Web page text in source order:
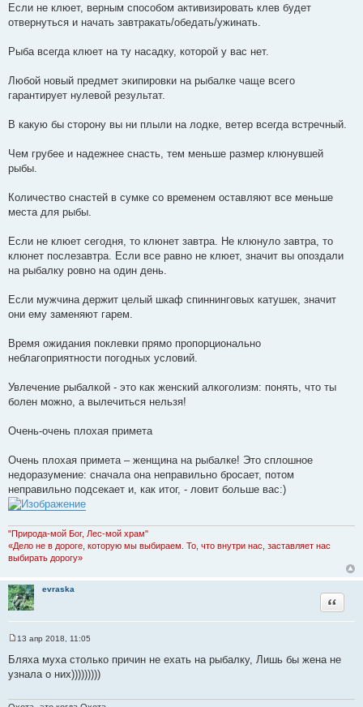
Если не клюет, верным способом активизировать клев будет
отвернуться и начать завтракать/обедать/ужинать.
Рыба всегда клюет на ту насадку, которой у вас нет.
Любой новый предмет экипировки на рыбалке чаще всего
гарантирует нулевой результат.
В какую бы сторону вы ни плыли на лодке, ветер всегда встречный.
Чем грубее и надежнее снасть, тем меньше размер клюнувшей
рыбы.
Количество снастей в сумке со временем оставляют все меньше
места для рыбы.
Если не клюет сегодня, то клюнет завтра. Не клюнуло завтра, то
клюнет послезавтра. Если все равно не клюет, значит вы опоздали
на рыбалку ровно на один день.
Если мужчина держит целый шкаф спиннинговых катушек, значит
они ему заменяют гарем.
Время ожидания поклевки прямо пропорционально
неблагоприятности погодных условий.
Увлечение рыбалкой - это как женский алкоголизм: понять, что ты
болен можно, а вылечиться нельзя!
Очень-очень плохая примета
Очень плохая примета – женщина на рыбалке! Это сплошное
недоразумение: сначала она неправильно бросает, потом
неправильно подсекает и, как итог, - ловит больше вас:)
"Природа-мой Бог, Лес-мой храм"
«Дело не в дороге, которую мы выбираем. То, что внутри нас, заставляет нас
выбирать дорогу»
evraska
Цитата
о
б
н
13 апр 2018, 11:05
Бляха муха столько причин не ехать на рыбалку, Лишь бы жена не
узнала о них)))))))))